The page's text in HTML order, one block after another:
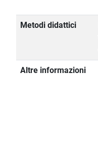
Metodi didattici
Altre informazioni